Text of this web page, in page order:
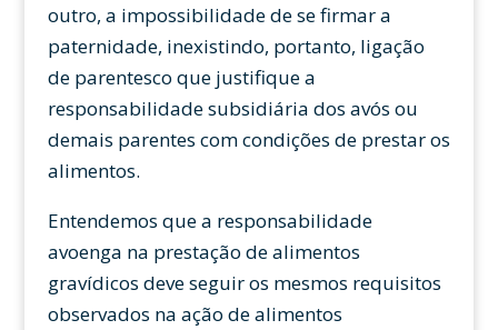
outro, a impossibilidade de se firmar a
paternidade, inexistindo, portanto, ligação
de parentesco que justifique a
responsabilidade subsidiária dos avós ou
demais parentes com condições de prestar os
alimentos.
Entendemos que a responsabilidade
avoenga na prestação de alimentos
gravídicos deve seguir os mesmos requisitos
observados na ação de alimentos